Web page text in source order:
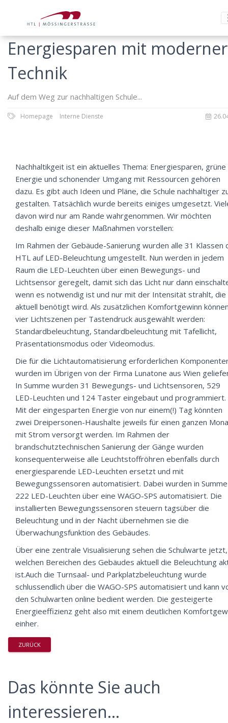
Energiesparen mit moderner
Technik
Auf dem Weg zur nachhaltigen Schule...
Homepage Interne Dienste
Nachhaltikgeit ist ein aktuelles Thema: Energiesparen, grüne
Energie und schonender Umgang mit Ressourcen gehören
dazu. Es gibt auch Ideen und Pläne, die Schule nachhaltiger
gestalten. Tatsächlich wurde bereits einiges umgesetzt.
davon wird nur am Rande wahrgenommen. Wir möchten
deshalb einige dieser Maßnahmen vorstellen:
Im Rahmen der Gebäude-Sanierung wurden alle 31 Klassen
HTL auf LED-Beleuchtung umgestellt. Nun werden in jedem
Raum die LED-Leuchten über einen Bewegungs- und
Lichtsensor geregelt, damit sich das Licht nur dann
wenn es notwendig ist und nur mit der Intensität strahlt, die
aktuell benötigt wird. Als zusätzlichen Komfortgewinn
vier Lichtszenen per Tastendruck ausgewählt werden:
Standardbeleuchtung, Standardbeleuchtung mit Tafellicht,
Präsentationsmodus oder Videomodus.
Die für die Lichtautomatisierung erforderlichen
wurden im Übrigen von der Firma Lunatone aus Wien
In Summe wurden 31 Bewegungs- und Lichtsensoren, 529
LED-Leuchten und 124 Taster eingebaut und programmiert.
Mit der eingesparten Energie von nur einem(!) Tag könnten
zwei Dreipersonen-Haushalte jeweils für einen ganzen
mit Strom versorgt werden. Im Rahmen der
brandschutztechnischen Sanierung der Gänge wurden
konsequenterweise alle Leuchtstoffröhren ebenfalls durch
energiesparende LED-Leuchten ersetzt und mit
Bewegungssensoren automatisiert. Dabei wurden in Summe
222 LED-Leuchten über eine WAGO-SPS automatisiert. Die
installierten Bewegungssensoren steuern tagsüber die
Beleuchtung und in der Nacht übernehmen sie die
Überwachungsfunktion des Gebäudes.
Über eine zentrale Visualisierung sehen die Schulwarte
welchen Bereichen des Gebäudes aktuell die Beleuchtung
ist.Auch die Turnsaal- und Parkplatzbeleuchtung wurde
schlussendlich über die WAGO-SPS automatisiert und kann
den Schulwarten online bedient werden. Die gesteigerte
Energieeffizienz geht also mit einem deutlichen
einher.
ZURÜCK
Das könnte Sie auch
interessieren...